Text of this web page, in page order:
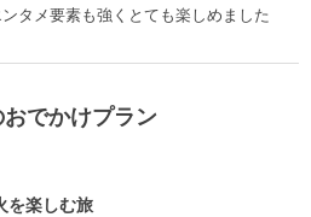
タメ要素も強くとても楽しめました
でかけプラン
を楽しむ旅